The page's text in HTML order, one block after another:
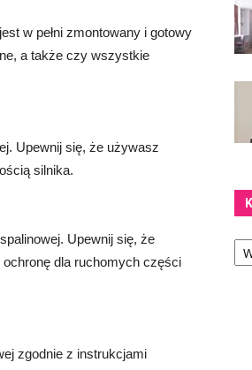
w pełni zmontowany i gotowy
a także czy wszystkie
Upewnij się, że używasz
silnika.
Upewnij się, że
dla ruchomych części
zgodnie z instrukcjami